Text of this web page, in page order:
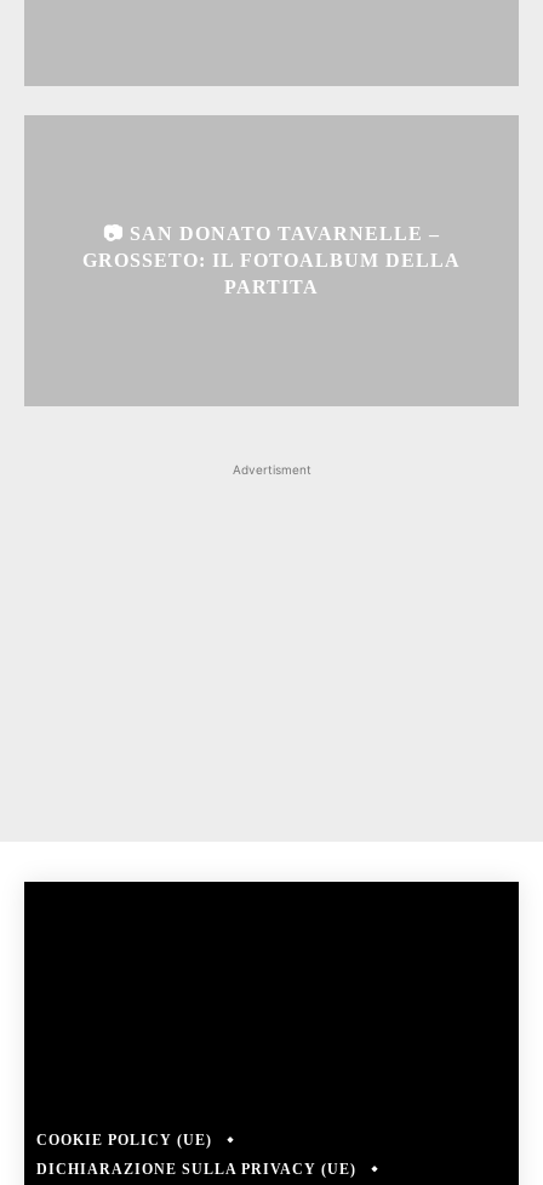
📷 SAN DONATO TAVARNELLE –
GROSSETO: IL FOTOALBUM DELLA
PARTITA
Advertisment
COOKIE POLICY (UE)
DICHIARAZIONE SULLA PRIVACY (UE)